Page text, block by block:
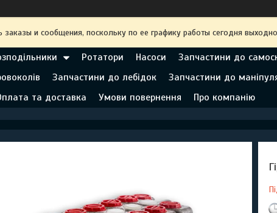
заказы и сообщения, поскольку по ее графику работы сегодня
Ротатори Насоси Запчастини до
Запчастини до лебідок Запчастини до
та доставка Умови повернення Про компанію